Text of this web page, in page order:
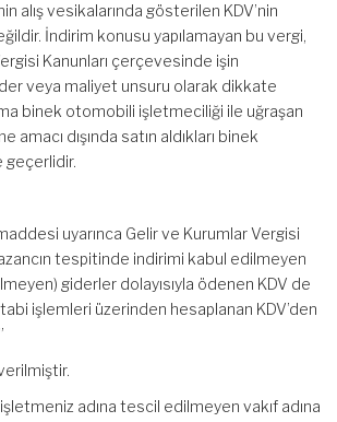
alış vesikalarında gösterilen KDV’nin
İndirim konusu yapılamayan bu vergi,
Kanunları çerçevesinde işin
veya maliyet unsuru olarak dikkate
binek otomobili işletmeciliği ile uğraşan
dışında satın aldıkları binek
geçerlidir.
uyarınca Gelir ve Kurumlar Vergisi
tespitinde indirimi kabul edilmeyen
giderler dolayısıyla ödenen KDV de
işlemleri üzerinden hesaplanan KDV’den
adına tescil edilmeyen vakıf adına